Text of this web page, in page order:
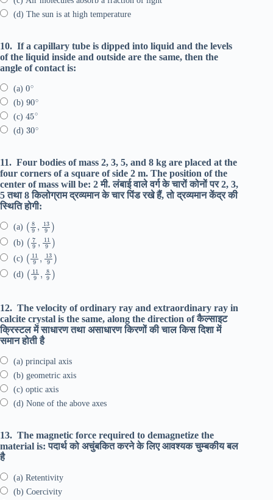
(d) The sun is at high temperature
10. If a capillary tube is dipped into liquid and the levels
of the liquid inside and outside are the same, then the
angle of contact is:
(a) 0∘
(b) 90∘
(c) 45∘
(d) 30∘
11. Four bodies of mass 2, 3, 5, and 8 kg are placed at the
four corners of a square of side 2 m. The position of the
center of mass will be: 2 मी. लंबाई वाले वर्ग के चारों कोनों पर 2, 3,
5 तथा 8 किलोग्राम द्रव्यमान के चार पिंड रखे हैं, तो द्रव्यमान केंद्र की
स्थिति होगी:
(a) (89 139
(b) (79 11 9
(c) (11 139
(d) (11 8 9
12. The velocity of ordinary ray and extraordinary ray in
calcite crystal is the same, along the direction of कैल्साइट
क्रिस्टल में साधारण तथा असाधारण किरणों की चाल किस दिशा में
समान होती है
(a) principal axis
(b) geometric axis
(c) optic axis
(d) None of the above axes
13. The magnetic force required to demagnetize the
material is: पदार्थ को अचुंबकित करने के लिए आवश्यक चुम्बकीय बल
है
(a) Retentivity
(b) Coercivity